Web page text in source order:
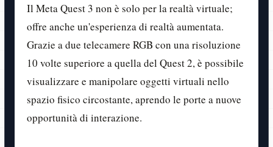
Il Meta Quest 3 non è solo per la realtà virtuale;
offre anche un'esperienza di realtà aumentata.
Grazie a due telecamere RGB con una risoluzione
10 volte superiore a quella del Quest 2, è possibile
visualizzare e manipolare oggetti virtuali nello
spazio fisico circostante, aprendo le porte a nuove
opportunità di interazione.